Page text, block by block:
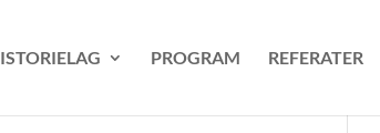
PROGRAM REFERATER